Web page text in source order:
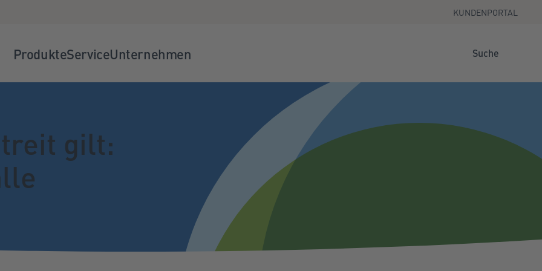
KUNDENPORTAL
ProdukteServiceUnternehmen Suche
gilt: